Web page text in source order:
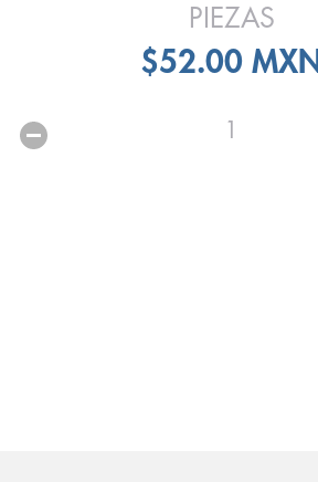
PIEZAS
$52.00 MXN
1